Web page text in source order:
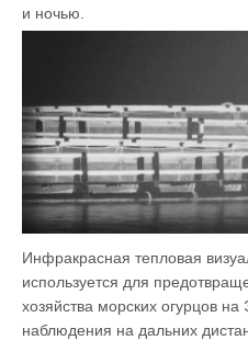
и ночью.
Инфракрасная тепловая
используется для
хозяйства морских огурцов
наблюдения на дальних